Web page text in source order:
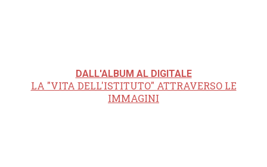
DALL'ALBUM AL DIGITALE
LA "VITA DELL'ISTITUTO" ATTRAVERSO LE
IMMAGINI